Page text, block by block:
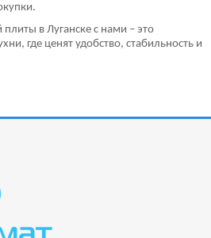
в Луганске с нами – это
где ценят удобство, стабильность и